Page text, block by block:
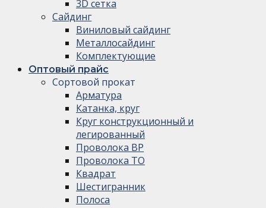
3D сетка
Сайдинг
Виниловый сайдинг
Металлосайдинг
Комплектующие
Оптовый прайс
Сортовой прокат
Арматура
Катанка, круг
Круг конструкционный и
легированный
Проволока ВР
Проволока ТО
Квадрат
Шестигранник
Полоса